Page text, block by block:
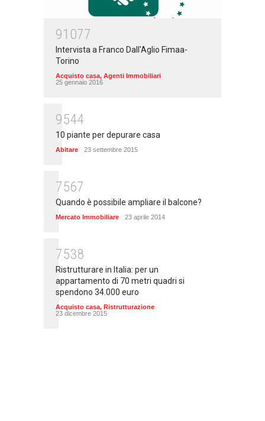
91077
Intervista a Franco Dall'Aglio Fimaa-
Torino
Acquisto casa, Agenti Immobiliari
25 gennaio 2016
9544
10 piante per depurare casa
Abitare 23 settembre 2015
7567
Quando è possibile ampliare il balcone?
Mercato Immobiliare 23 aprile 2014
7538
Ristrutturare in Italia: per un
appartamento di 70 metri quadri si
spendono 34.000 euro
Acquisto casa, Ristrutturazione
23 dicembre 2015